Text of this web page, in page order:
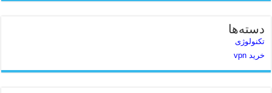
دسته‌ها
تکنولوژی
خرید vpn